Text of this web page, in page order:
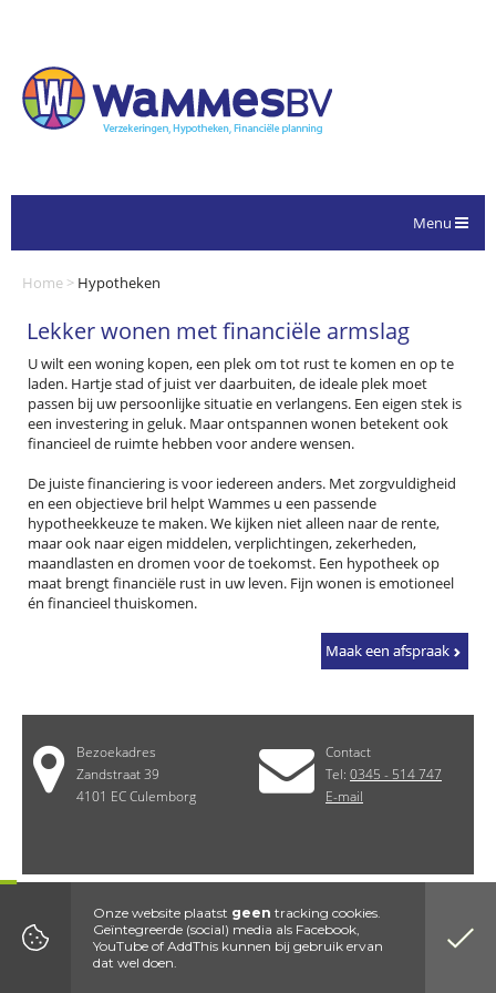
Menu
Home > Hypotheken
Lekker wonen met financiële armslag
U wilt een woning kopen, een plek om tot rust te komen en op te
laden. Hartje stad of juist ver daarbuiten, de ideale plek moet
passen bij uw persoonlijke situatie en verlangens. Een eigen stek is
een investering in geluk. Maar ontspannen wonen betekent ook
financieel de ruimte hebben voor andere wensen.
De juiste financiering is voor iedereen anders. Met zorgvuldigheid
en een objectieve bril helpt Wammes u een passende
hypotheekkeuze te maken. We kijken niet alleen naar de rente,
maar ook naar eigen middelen, verplichtingen, zekerheden,
maandlasten en dromen voor de toekomst. Een hypotheek op
maat brengt financiële rust in uw leven. Fijn wonen is emotioneel
én financieel thuiskomen.
Bezoekadres
Zandstraat 39
4101 EC Culemborg
Contact
Tel: 0345 - 514 747
E-mail
Kvk nummer 11006144| WFT nummer 12013311| Disclaimer
Website by DenK Internet Solutions
Onze website plaatst geen tracking cookies.
Geïntegreerde (social) media als Facebook,
YouTube of AddThis kunnen bij gebruik ervan
dat wel doen.